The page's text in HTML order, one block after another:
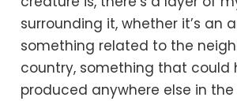
surrounding it, whether it’s an
something related to the
country, something that could
produced anywhere else in the